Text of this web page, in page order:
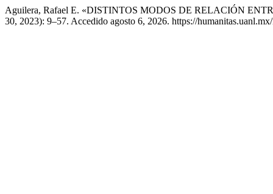
Aguilera, Rafael E. «DISTINTOS MODOS DE RELACIÓN
30, 2023): 9–57. Accedido agosto 6, 2026. https://